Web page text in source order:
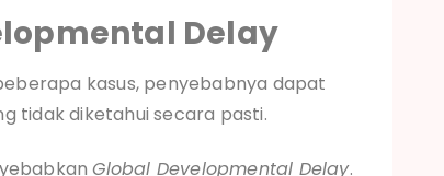
Delay
kasus, penyebabnya dapat
tidak diketahui secara pasti.
Global Developmental Delay.